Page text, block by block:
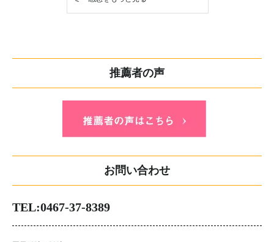
推薦者の声
お問い合わせ
TEL:0467-37-8389